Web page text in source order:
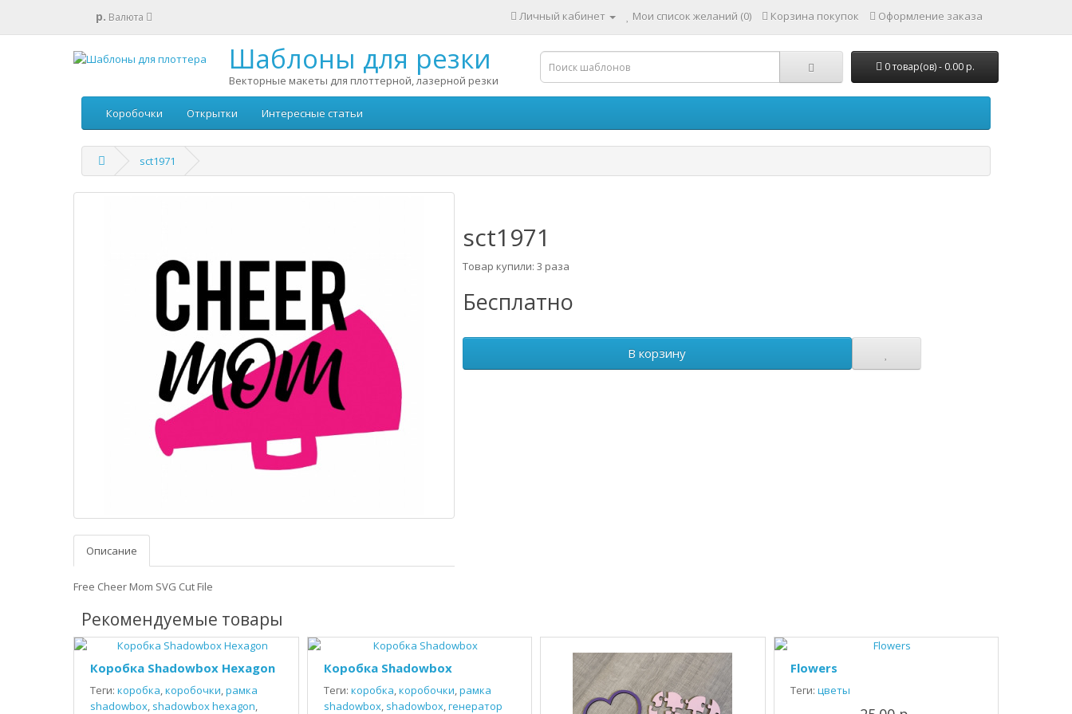
р. Валюта Личный кабинет Мои список желаний (0) Корзина покупок Оформление заказа
Шаблоны для резки
Векторные макеты для плоттерной, лазерной резки
0 товар(ов) - 0.00 р.
Коробочки Открытки Интересные статьи
sct1971
Описание
Free Cheer Mom SVG Cut File
sct1971
Товар купили: 3 раза
Бесплатно
В корзину
Рекомендуемые товары
Коробка Shadowbox Hexagon
Теги: коробка,коробочки,рамка
shadowbox, shadowbox hexagon,
Коробка Shadowbox
Теги: коробка,коробочки,рамка
shadowbox, shadowbox,генератор
Flowers
Теги: цветы